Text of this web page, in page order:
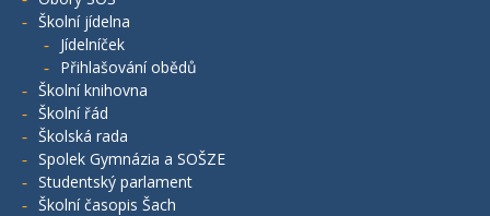
Školní jídelna
Jídelníček
Přihlašování obědů
Školní knihovna
Školní řád
Školská rada
Spolek Gymnázia a SOŠZE
Studentský parlament
Školní časopis Šach